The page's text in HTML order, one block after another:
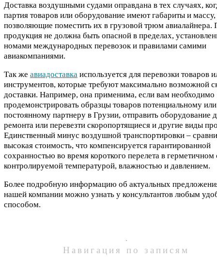
Доставка воздушными судами оправдана в тех случаях,
партия товаров или оборудование имеют габариты и массу,
позволяющие поместить их в грузовой трюм авиалайнера.
продукция не должна быть опасной в пределах,
номами международных перевозок и правилами самими
авиакомпаниями.
Так же авиадоставка используется для перевозки товаров
инструментов, которые требуют максимально возможной
доставки. Например, она применима, если вам необходимо
продемонстрировать образцы товаров потенциальному или
постоянному партнеру в Грузии, отправить оборудование
ремонта или перевезти скоропортящиеся и другие виды
Единственный минус воздушной транспортировки –
высокая стоимость, что компенсируется гарантированной
сохранностью во время короткого перелета в герметичном
контролируемой температурой, влажностью и давлением.
Более подробную информацию об актуальных
нашей компании можно узнать у консультантов любым
способом.
Навигация по записям